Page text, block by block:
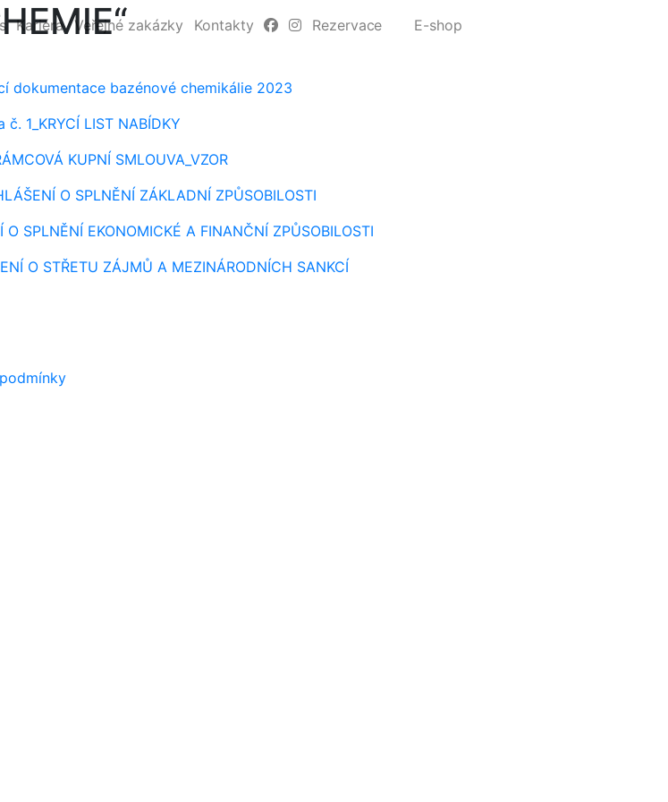
Kariéra Veřejné zakázky Kontakty Rezervace E-shop
dokumentace bazénové chemikálie 2023
č. 1_KRYCÍ LIST NABÍDKY
KUPNÍ SMLOUVA_VZOR
O SPLNĚNÍ ZÁKLADNÍ ZPŮSOBILOSTI
SPLNĚNÍ EKONOMICKÉ A FINANČNÍ ZPŮSOBILOSTI
O STŘETU ZÁJMŮ A MEZINÁRODNÍCH SANKCÍ